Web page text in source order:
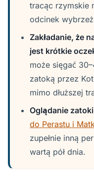
tracąc rzymskie
odcinek
Zakładanie, że
jest krótkie
może sięgać
zatoką przez
mimo dłuższej
Oglądanie
do Perastu i
zupełnie inną
wartą pół dnia.